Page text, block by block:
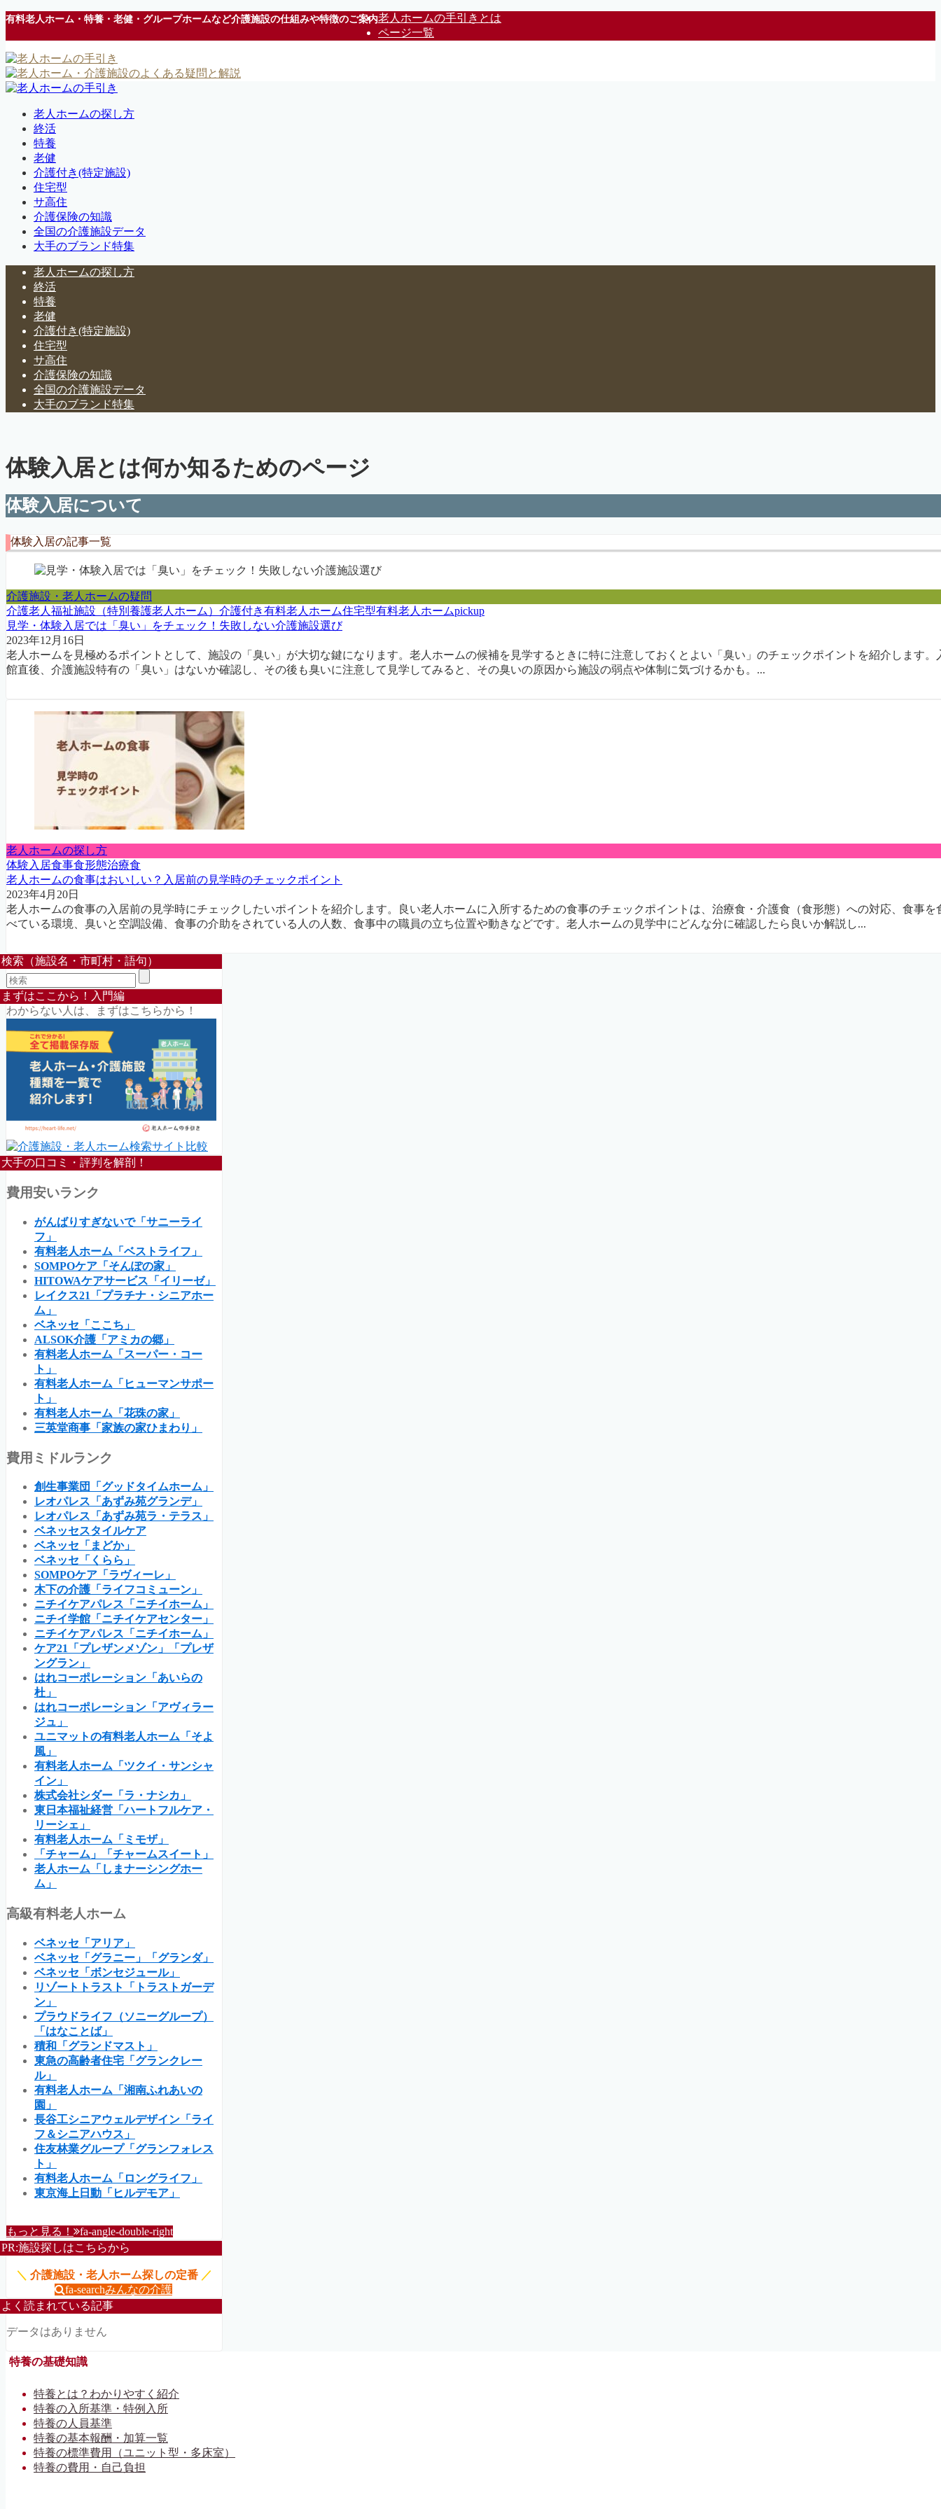
有料老人ホーム・特養・老健・グループホームなど介護施設の仕組みや特徴のご案内老人ホームの手引きとは
ページ一覧
老人ホームの探し方
終活
特養
老健
介護付き(特定施設)
住宅型
サ高住
介護保険の知識
全国の介護施設データ
大手のブランド特集
老人ホームの探し方
終活
特養
老健
介護付き(特定施設)
住宅型
サ高住
介護保険の知識
全国の介護施設データ
大手のブランド特集
体験入居とは何か知るためのページ
体験入居について
体験入居の記事一覧
介護施設・老人ホームの疑問
介護老人福祉施設（特別養護老人ホーム） 介護付き有料老人ホーム住宅型有料老人ホームpickup
見学・体験入居では「臭い」をチェック！失敗しない介護施設選び
2023年12月16日
老人ホームを見極めるポイントとして、施設の「臭い」が大切な鍵になります。老人ホームの候補を見学するときに特に注意しておくとよい「臭い」のチェックポイントを紹介します。
館直後、介護施設特有の「臭い」はないか確認し、その後も臭いに注意して見学してみると、その臭いの原因から施設の弱点や体制に気づけるかも。...
老人ホームの探し方
体験入居食事食形態治療食
老人ホームの食事はおいしい？入居前の見学時のチェックポイント
2023年4月20日
老人ホームの食事の入居前の見学時にチェックしたいポイントを紹介します。良い老人ホームに入所するための食事のチェックポイントは、治療食・介護食（食形態）への対応、食事を
べている環境、臭いと空調設備、食事の介助をされている人の人数、食事中の職員の立ち位置や動きなどです。老人ホームの見学中にどんな分に確認したら良いか解説し...
検索（施設名・市町村・語句）
まずはここから！入門編
わからない人は、まずはこちらから！
大手の口コミ・評判を解剖！
費用安いランク
がんばりすぎないで「サニーライ
フ」
有料老人ホーム「ベストライフ」
SOMPOケア「そんぽの家」
HITOWAケアサービス「イリーゼ」
レイクス21「プラチナ・シニアホー
ム」
ベネッセ「ここち」
ALSOK介護「アミカの郷」
有料老人ホーム「スーパー・コー
ト」
有料老人ホーム「ヒューマンサポー
ト」
有料老人ホーム「花珠の家」
三英堂商事「家族の家ひまわり」
費用ミドルランク
創生事業団「グッドタイムホーム」
レオパレス「あずみ苑グランデ」
レオパレス「あずみ苑ラ・テラス」
ベネッセスタイルケア
ベネッセ「まどか」
ベネッセ「くらら」
SOMPOケア「ラヴィーレ」
木下の介護「ライフコミューン」
ニチイケアパレス「ニチイホーム」
ニチイ学館「ニチイケアセンター」
ニチイケアパレス「ニチイホーム」
ケア21「プレザンメゾン」「プレザ
ングラン」
はれコーポレーション「あいらの
杜」
はれコーポレーション「アヴィラー
ジュ」
ユニマットの有料老人ホーム「そよ
風」
有料老人ホーム「ツクイ・サンシャ
イン」
株式会社シダー「ラ・ナシカ」
東日本福祉経営「ハートフルケア・
リーシェ」
有料老人ホーム「ミモザ」
「チャーム」「チャームスイート」
老人ホーム「しまナーシングホー
ム」
高級有料老人ホーム
ベネッセ「アリア」
ベネッセ「グラニー」「グランダ」
ベネッセ「ボンセジュール」
リゾートトラスト「トラストガーデ
ン」
プラウドライフ（ソニーグループ）
「はなことば」
積和「グランドマスト」
東急の高齢者住宅「グランクレー
ル」
有料老人ホーム「湘南ふれあいの
園」
長谷工シニアウェルデザイン「ライ
フ＆シニアハウス」
住友林業グループ「グランフォレス
ト」
有料老人ホーム「ロングライフ」
東京海上日動「ヒルデモア」
もっと見る！ fa-angle-double-right
PR:施設探しはこちらから
＼ 介護施設・老人ホーム探しの定番 ／
fa-searchみんなの介護
よく読まれている記事
データはありません
特養の基礎知識
特養とは？わかりやすく紹介
特養の入所基準・特例入所
特養の人員基準
特養の基本報酬・加算一覧
特養の標準費用（ユニット型・多床室）
特養の費用・自己負担